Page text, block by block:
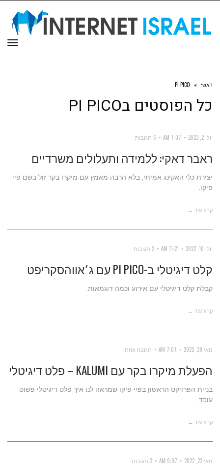
ראשי »
PI PICO
כל הפוסטים בPI PICO
יולי 2, 2023 7:07 AM 6 תגובות
ראבר דאקי: ללמידה ותעלולים משרדיים
יצירת כלי האקינג אמיתי, בלא הרבה מאמץ עם מיקרו בקר זול בשם פיי
פיקו.
קרא עוד ←
יולי 10, 2022 11:21 AM 2 תגובות
קלט דיגיטלי ב-PI PICO עם ג׳אווהסקריפט
קבלת קלט דיגיטלי עם אירוע וכמה דוגמאות.
קרא עוד ←
מאי 29, 2022 7:07 AM תגובה אחת
הפעלת מיקרו בקר עם KALUMI – פלט דיגיטלי
בניית הפרויקט הראשון בפיי פיקו שמראה לנו איך פלט דיגיטלי פשוט
עובד.
קרא עוד ←
מאי 22, 2022 9:07 AM 3 תגובות